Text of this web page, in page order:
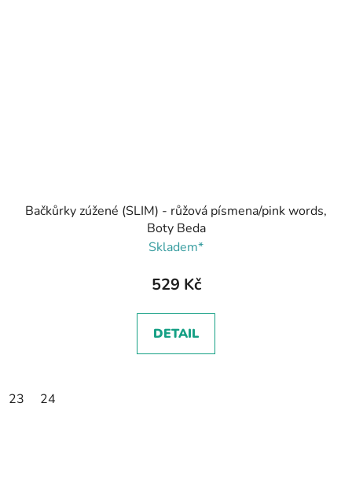
Bačkůrky zúžené (SLIM) - růžová písmena/pink words,
Boty Beda
Skladem*
529 Kč
DETAIL
23 24